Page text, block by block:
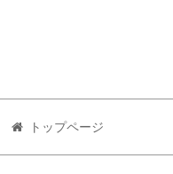
トップページ